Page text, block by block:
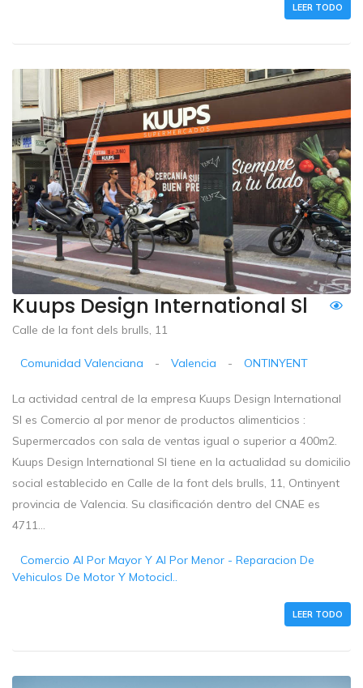
LEER TODO
Kuups Design International Sl
Calle de la font dels brulls, 11
Comunidad Valenciana - Valencia - ONTINYENT
La actividad central de la empresa Kuups Design International
Sl es Comercio al por menor de productos alimenticios :
Supermercados con sala de ventas igual o superior a 400m2.
Kuups Design International Sl tiene en la actualidad su domicilio
social establecido en Calle de la font dels brulls, 11, Ontinyent
provincia de Valencia. Su clasificación dentro del CNAE es
4711...
Comercio Al Por Mayor Y Al Por Menor - Reparacion De
Vehiculos De Motor Y Motocicl..
LEER TODO